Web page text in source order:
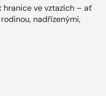
ve vztazích – ať
nadřízenými,